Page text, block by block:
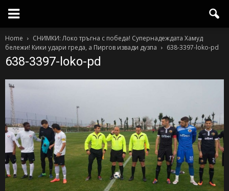
Home
СНИМКИ: Локо тръгна с победа! Супернадеждата Хамуд
бележи! Кики удари греда, а Пиргов извади дузпа
638-3397-loko-pd
638-3397-loko-pd